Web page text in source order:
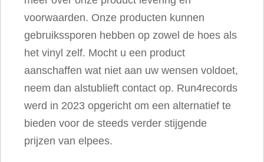
voorwaarden. Onze producten kunnen
gebruikssporen hebben op zowel de hoes als
het vinyl zelf. Mocht u een product
aanschaffen wat niet aan uw wensen voldoet,
neem dan alstublieft contact op. Run4records
werd in 2023 opgericht om een alternatief te
bieden voor de steeds verder stijgende
prijzen van elpees.